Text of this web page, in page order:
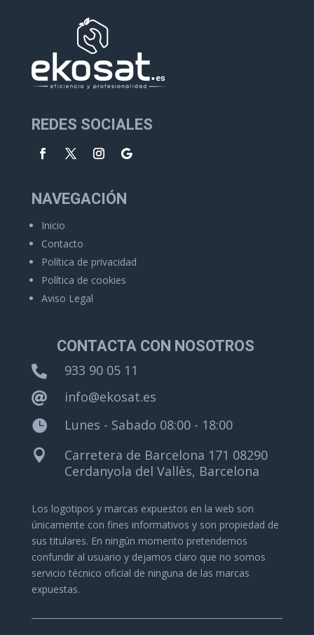
REDES SOCIALES
NAVEGACIÓN
Inicio
Contacto
Política de privacidad
Política de cookies
Aviso Legal
CONTACTA CON NOSOTROS
 933 90 05 11
 info@ekosat.es
 Lunes - Sabado 08:00 - 18:00

Carretera de Barcelona 171 08290
Cerdanyola del Vallès, Barcelona
Los logotipos y marcas expuestos en la web son
únicamente con fines informativos y son propiedad de
sus titulares. En ningún momento pretendemos
confundir al usuario y dejamos claro que no somos
servicio técnico oficial de ninguna de las marcas
expuestas.